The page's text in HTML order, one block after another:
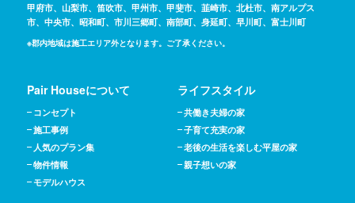
甲府市、山梨市、笛吹市、甲州市、甲斐市、韮崎市、北杜市、南アルプス
市、中央市、昭和町、市川三郷町、南部町、身延町、早川町、富士川町
※郡内地域は施工エリア外となります。ご了承ください。
Pair Houseについて
コンセプト
施工事例
人気のプラン集
物件情報
モデルハウス
ライフスタイル
共働き夫婦の家
子育て充実の家
老後の生活を楽しむ平屋の家
親子想いの家